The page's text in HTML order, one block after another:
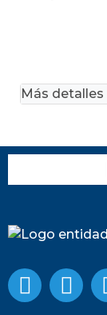
Más detalles